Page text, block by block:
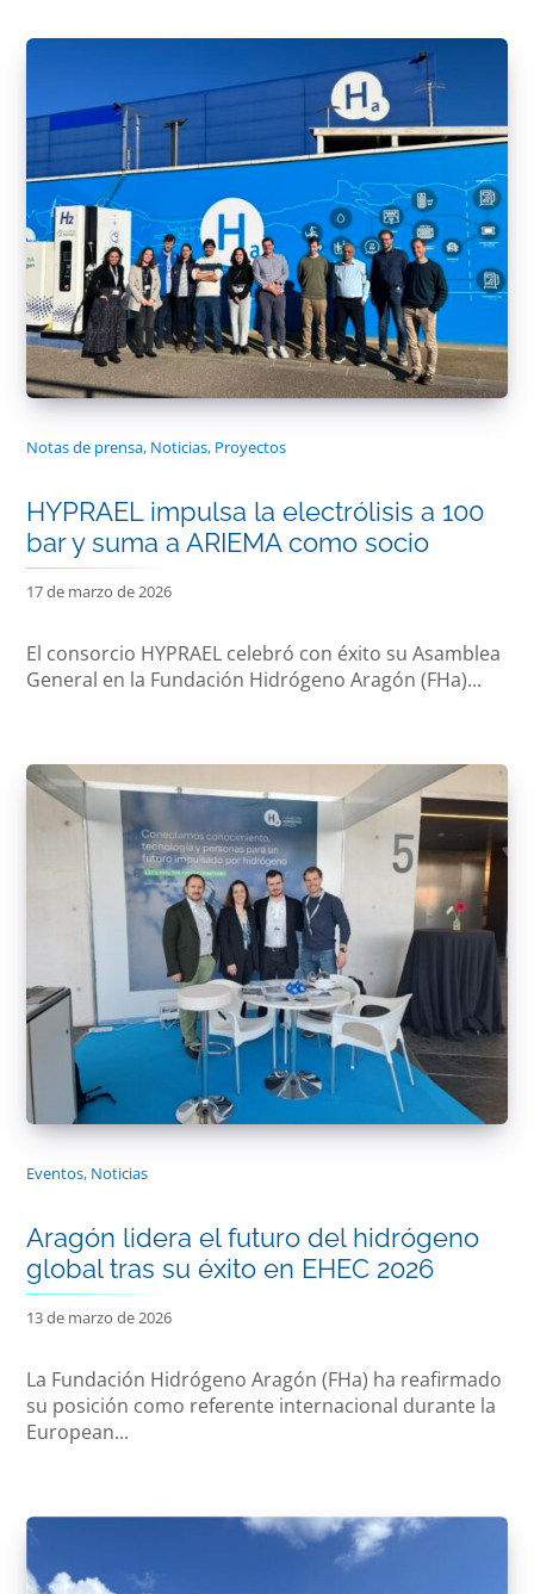
Notas de prensa, Noticias, Proyectos
HYPRAEL impulsa la electrólisis a 100
bar y suma a ARIEMA como socio
17 de marzo de 2026
El consorcio HYPRAEL celebró con éxito su Asamblea
General en la Fundación Hidrógeno Aragón (FHa)...
Eventos, Noticias
Aragón lidera el futuro del hidrógeno
global tras su éxito en EHEC 2026
13 de marzo de 2026
La Fundación Hidrógeno Aragón (FHa) ha reafirmado
su posición como referente internacional durante la
European...